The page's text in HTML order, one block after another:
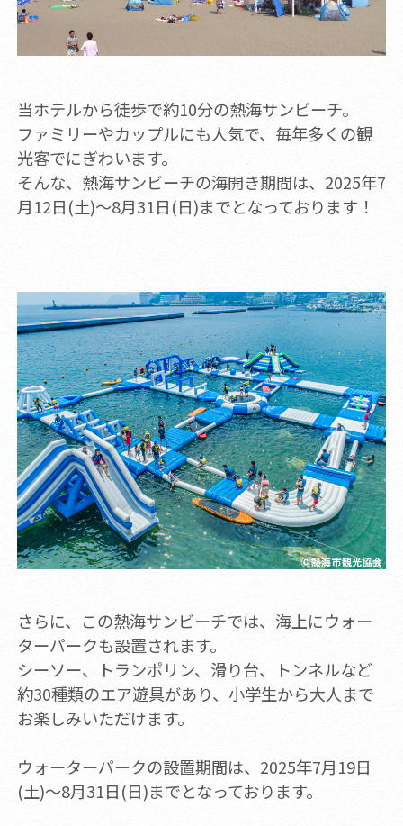
当ホテルから徒歩で約10分の熱海サンビーチ。
ファミリーやカップルにも人気で、毎年多くの観
光客でにぎわいます。
そんな、熱海サンビーチの海開き期間は、2025年7
月12日(土)～8月31日(日)までとなっております！
さらに、この熱海サンビーチでは、海上にウォー
ターパークも設置されます。
シーソー、トランポリン、滑り台、トンネルなど
約30種類のエア遊具があり、小学生から大人まで
お楽しみいただけます。
ウォーターパークの設置期間は、2025年7月19日
(土)～8月31日(日)までとなっております。